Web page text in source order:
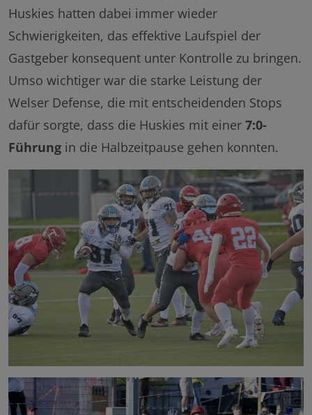
Huskies hatten dabei immer wieder
Schwierigkeiten, das effektive Laufspiel der
Gastgeber konsequent unter Kontrolle zu bringen.
Umso wichtiger war die starke Leistung der
Welser Defense, die mit entscheidenden Stops
dafür sorgte, dass die Huskies mit einer 7:0-
Führung in die Halbzeitpause gehen konnten.